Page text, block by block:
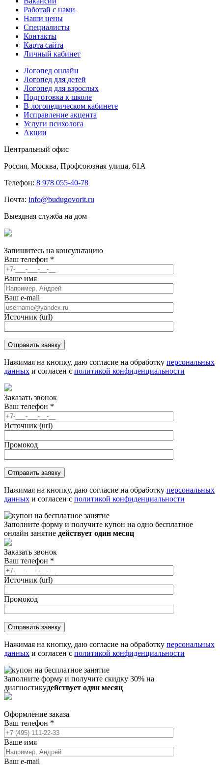
Работай с нами
Наши цены
Специалисты
Контакты
Карта сайта
Личный кабинет
Логопед онлайн
Логопед для детей
Логопед для взрослых
Подготовка к школе
В логопедическом кабинете
Исправление акцента
Услуги психолога
Акции
Центральный офис
Россия, Москва, Профсоюзная улица, 61А
Телефон: 8 978 055-40-78
Почта: info@budugovorit.ru
Выездная служба на дом
Запишитесь на консультацию
Ваш телефон *
Ваше имя
Ваш e-mail
Источник (url)
Нажимая на кнопку, даю согласие на обработку персональных
данных и согласен с политикой конфиденциальности
Заказать звонок
Ваш телефон *
Источник (url)
Промокод
Нажимая на кнопку, даю согласие на обработку персональных
данных и согласен с политикой конфиденциальности
Заполните форму и получите купон на одно бесплатное
онлайн занятие действует один месяц
Заказать звонок
Ваш телефон *
Источник (url)
Промокод
Нажимая на кнопку, даю согласие на обработку персональных
данных и согласен с политикой конфиденциальности
Заполните форму и получите скидку 30% на
диагностикудействует один месяц
Оформление заказа
Ваш телефон *
Ваше имя
Ваш e-mail